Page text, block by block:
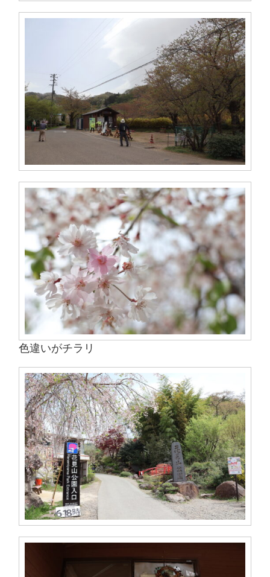
色違いがチラリ